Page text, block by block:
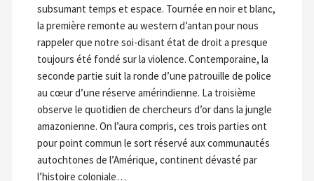
subsumant temps et espace. Tournée en noir et blanc,
la première remonte au western d’antan pour nous
rappeler que notre soi-disant état de droit a presque
toujours été fondé sur la violence. Contemporaine, la
seconde partie suit la ronde d’une patrouille de police
au cœur d’une réserve amérindienne. La troisième
observe le quotidien de chercheurs d’or dans la jungle
amazonienne. On l’aura compris, ces trois parties ont
pour point commun le sort réservé aux communautés
autochtones de l’Amérique, continent dévasté par
l’histoire coloniale…